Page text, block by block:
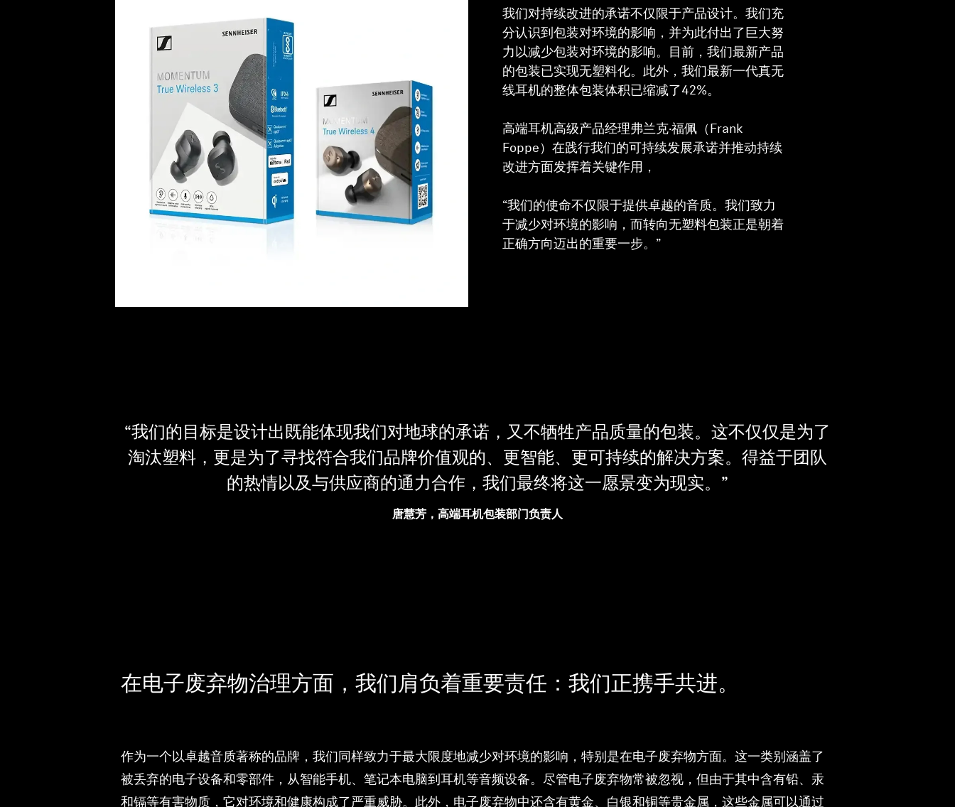
我们对持续改进的承诺不仅限于产品设计。我们充
分认识到包装对环境的影响，并为此付出了巨大努
力以减少包装对环境的影响。目前，我们最新产品
的包装已实现无塑料化。此外，我们最新一代真无
线耳机的整体包装体积已缩减了42%。
高端耳机高级产品经理弗兰克·福佩（Frank
Foppe）在践行我们的可持续发展承诺并推动持续
改进方面发挥着关键作用，
“我们的使命不仅限于提供卓越的音质。我们致力
于减少对环境的影响，而转向无塑料包装正是朝着
正确方向迈出的重要一步。”
“我们的目标是设计出既能体现我们对地球的承诺，又不牺牲产品质量的包装。这不仅仅是为了
淘汰塑料，更是为了寻找符合我们品牌价值观的、更智能、更可持续的解决方案。得益于团队
的热情以及与供应商的通力合作，我们最终将这一愿景变为现实。”
唐慧芳，高端耳机包装部门负责人
在电子废弃物治理方面，我们肩负着重要责任：我们正携手共进。
作为一个以卓越音质著称的品牌，我们同样致力于最大限度地减少对环境的影响，特别是在电子废弃物方面。这一类别涵盖了
被丢弃的电子设备和零部件，从智能手机、笔记本电脑到耳机等音频设备。尽管电子废弃物常被忽视，但由于其中含有铅、汞
和镉等有害物质，它对环境和健康构成了严重威胁。此外，电子废弃物中还含有黄金、白银和铜等贵金属，这些金属可以通过